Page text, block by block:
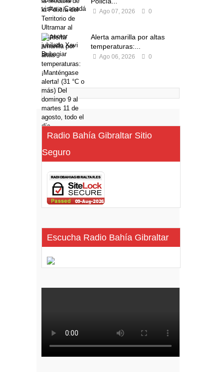
Ago 07, 2026 0
Alerta amarilla por altas
temperaturas:...
Ago 06, 2026 0
Radio Bahía Gibraltar Sitio
Seguro
Escucha Radio Bahía Gibraltar